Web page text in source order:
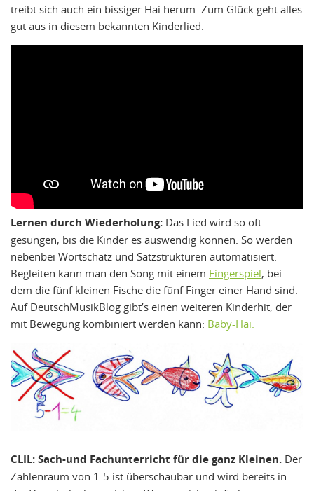
treibt sich auch ein bissiger Hai herum. Zum Glück geht alles
gut aus in diesem bekannten Kinderlied.
Lernen durch Wiederholung: Das Lied wird so oft
gesungen, bis die Kinder es auswendig können. So werden
nebenbei Wortschatz und Satzstrukturen automatisiert.
Begleiten kann man den Song mit einem Fingerspiel, bei
dem die fünf kleinen Fische die fünf Finger einer Hand sind.
Auf DeutschMusikBlog gibt’s einen weiteren Kinderhit, der
mit Bewegung kombiniert werden kann: Baby-Hai.
CLIL: Sach-und Fachunterricht für die ganz Kleinen. Der
Zahlenraum von 1-5 ist überschaubar und wird bereits in